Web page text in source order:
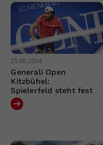
25.06.2024
Generali Open
Kitzbühel:
Spielerfeld steht fest